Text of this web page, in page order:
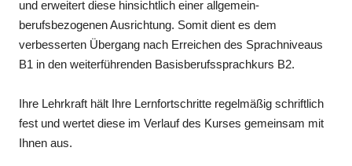
und erweitert diese hinsichtlich einer allgemein-
berufsbezogenen Ausrichtung. Somit dient es dem
verbesserten Übergang nach Erreichen des Sprachniveaus
B1 in den weiterführenden Basisberufssprachkurs B2.
Ihre Lehrkraft hält Ihre Lernfortschritte regelmäßig schriftlich
fest und wertet diese im Verlauf des Kurses gemeinsam mit
Ihnen aus.